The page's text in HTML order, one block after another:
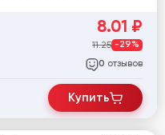
8.01 ₽
11.25 -29%
0 отзывов
Купить